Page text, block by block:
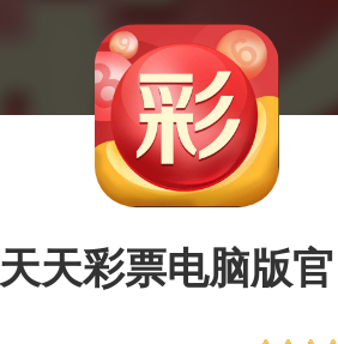
天天彩票电脑版官